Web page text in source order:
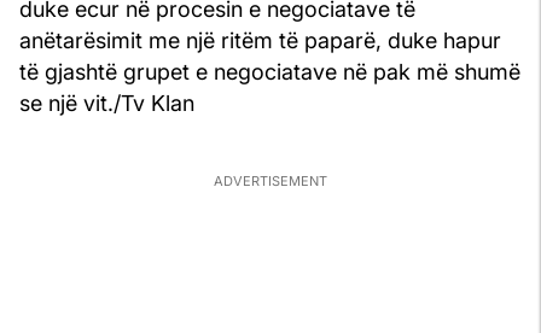
duke ecur në procesin e negociatave të
anëtarësimit me një ritëm të paparë, duke hapur
të gjashtë grupet e negociatave në pak më shumë
se një vit./Tv Klan